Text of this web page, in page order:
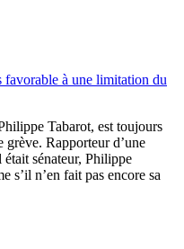
favorable à une limitation du
Tabarot, est toujours
Rapporteur d’une
sénateur, Philippe
s’il n’en fait pas encore sa